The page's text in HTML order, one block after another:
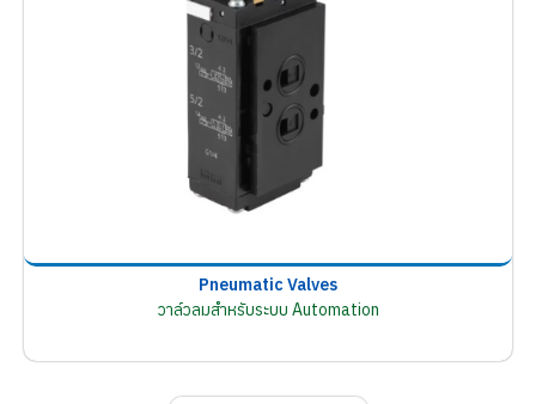
Pneumatic Valves
วาล์วลมสำหรับระบบ Automation